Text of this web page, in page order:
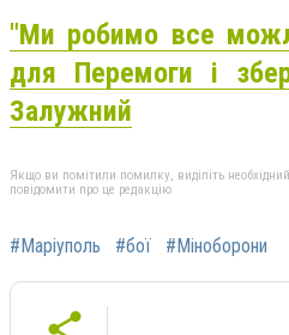
"Ми робимо все
для Перемоги і
Залужний
Якщо ви помітили помилку, виділіть
повідомити про це редакцію
#Маріуполь #бої #Міноборони